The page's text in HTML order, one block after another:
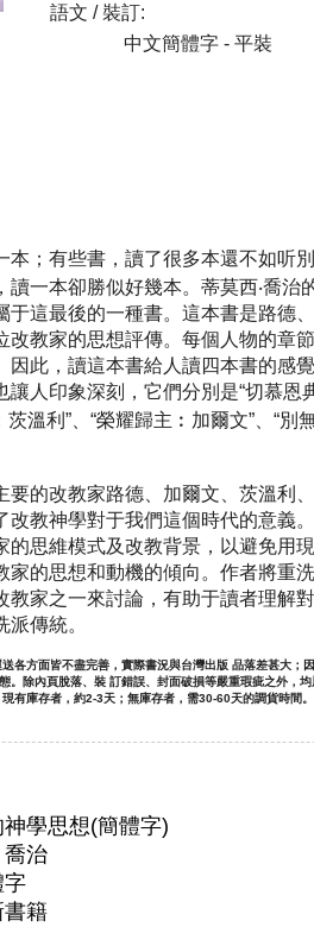
語文 / 裝訂:
中文簡體字 - 平裝
本；有些書，讀了很多本還不如听
讀一本卻勝似好幾本。蒂莫西‧喬治
于這最後的一種書。這本書是路德
改教家的思想評傳。每個人物的章
因此，讀這本書給人讀四本書的感
讓人印象深刻，它們分別是“切慕恩
茨溫利”、“榮耀歸主︰加爾文”、“別
要的改教家路德、加爾文、茨溫利
改教神學對于我們這個時代的意義
的思維模式及改教背景，以避免用
家的思想和動機的傾向。作者將重
教家之一來討論，有助于讀者理解
傳統。
各方面皆不盡完善，實際書況與台灣出版 品落差甚大；
。除內頁脫落、裝 訂錯誤、封面破損等嚴重瑕疵之外，
有庫存者，約2-3天；無庫存者，需30-60天的調貨時間
學思想(簡體字)
喬治
字
書籍